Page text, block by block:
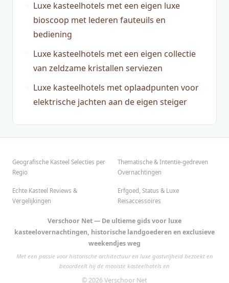
Luxe kasteelhotels met een eigen luxe
bioscoop met lederen fauteuils en
bediening
Luxe kasteelhotels met een eigen collectie
van zeldzame kristallen serviezen
Luxe kasteelhotels met oplaadpunten voor
elektrische jachten aan de eigen steiger
Geografische Kasteel Selecties per
Regio
Thematische & Intentie-gedreven
Overnachtingen
Echte Kasteel Reviews &
Vergelijkingen
Erfgoed, Status & Luxe
Reisaccessoires
Verschoor Net — De ultieme gids voor luxe
kasteelovernachtingen, historische landgoederen en exclusieve
weekendjes weg
Met een passie voor historische architectuur en luxe gastvrijheid bezoekt en
beoordeelt hij de mooiste kasteelhotels en
© 2026 Verschoor Net